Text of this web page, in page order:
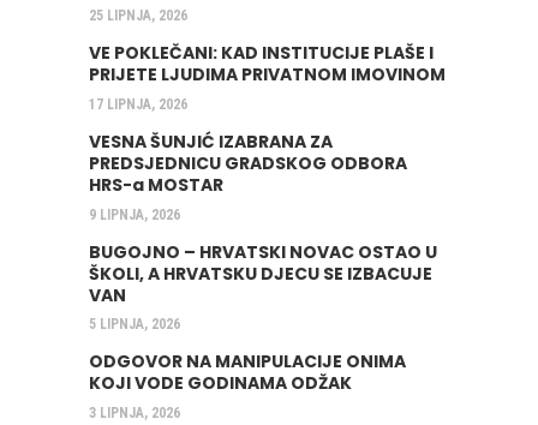
25 LIPNJA, 2026
VE POKLEČANI: KAD INSTITUCIJE PLAŠE I
PRIJETE LJUDIMA PRIVATNOM IMOVINOM
17 LIPNJA, 2026
VESNA ŠUNJIĆ IZABRANA ZA
PREDSJEDNICU GRADSKOG ODBORA
HRS-a MOSTAR
9 LIPNJA, 2026
BUGOJNO – HRVATSKI NOVAC OSTAO U
ŠKOLI, A HRVATSKU DJECU SE IZBACUJE
VAN
5 LIPNJA, 2026
ODGOVOR NA MANIPULACIJE ONIMA
KOJI VODE GODINAMA ODŽAK
3 LIPNJA, 2026